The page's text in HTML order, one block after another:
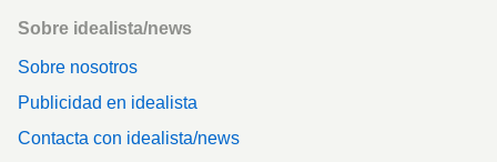
Footer
Sobre idealista/news
Sobre nosotros
Publicidad en idealista
Contacta con idealista/news